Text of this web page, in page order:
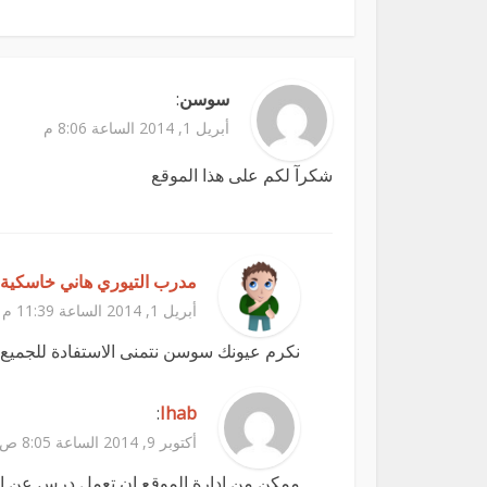
سوسن:
أبريل 1, 2014 الساعة 8:06 م
شكرآ لكم على هذا الموقع
مدرب التيوري هاني خاسكية
أبريل 1, 2014 الساعة 11:39 م
نكرم عيونك سوسن نتمنى الاستفادة للجميع
Ihab
:
أكتوبر 9, 2014 الساعة 8:05 ص